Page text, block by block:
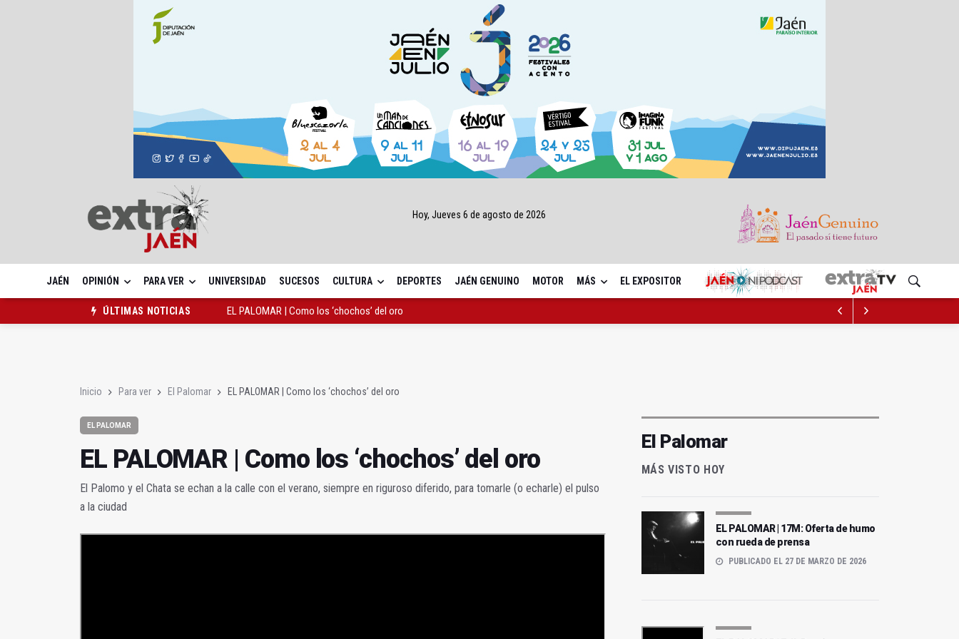
Hoy, Jueves 6 de agosto de 2026
JAÉN OPINIÓN PARA VER UNIVERSIDAD SUCESOS CULTURA DEPORTES JAÉN GENUINO MOTOR MÁS EL EXPOSITOR
ÚLTIMAS NOTICIAS
EL PALOMAR | Como los ‘chochos’ del oro
Inicio Para ver El Palomar EL PALOMAR | Como los ‘chochos’ del oro
EL PALOMAR
EL PALOMAR | Como los ‘chochos’ del oro
El Palomo y el Chata se echan a la calle con el verano, siempre en riguroso diferido, para tomarle (o echarle) el pulso
a la ciudad
El Palomar
MÁS VISTO HOY
EL PALOMAR | 17M: Oferta de humo
con rueda de prensa
PUBLICADO EL 27 DE MARZO DE 2026